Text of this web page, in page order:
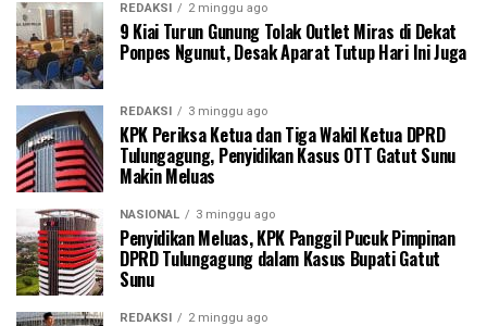
REDAKSI 2 minggu ago
9 Kiai Turun Gunung Tolak Outlet Miras di Dekat
Ponpes Ngunut, Desak Aparat Tutup Hari Ini Juga
REDAKSI 3 minggu ago
KPK Periksa Ketua dan Tiga Wakil Ketua DPRD
Tulungagung, Penyidikan Kasus OTT Gatut Sunu
Makin Meluas
NASIONAL 3 minggu ago
Penyidikan Meluas, KPK Panggil Pucuk Pimpinan
DPRD Tulungagung dalam Kasus Bupati Gatut
Sunu
REDAKSI 2 minggu ago